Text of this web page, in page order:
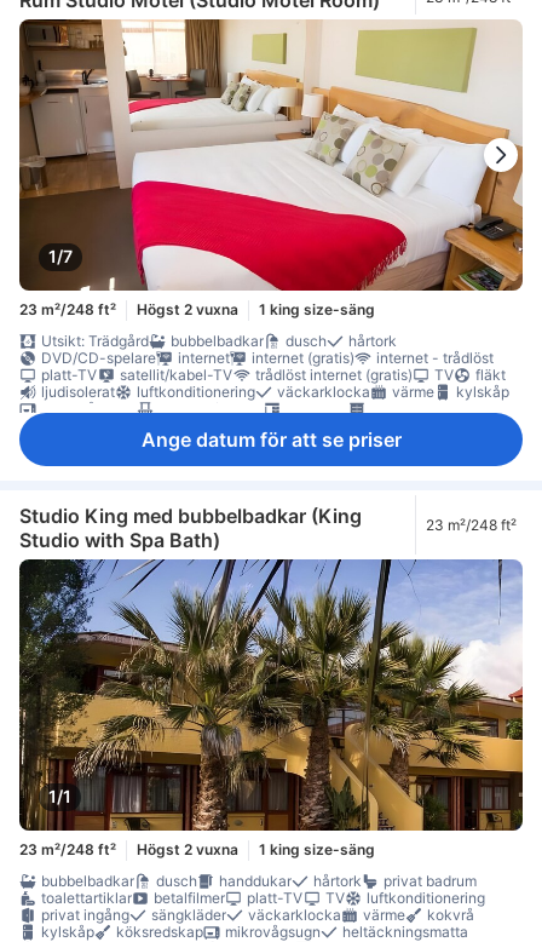
1/7
23 m²/248 ft² Högst 2 vuxna
1 king size-säng
Utsikt: Trädgård
bubbelbadkar dusch
hårtork
DVD/CD-spelare
internet internet (gratis)
internet - trådlöst
platt-TV
satellit/kabel-TV trådlöst internet (gratis) TV
fläkt
ljudisolerat
luftkonditionering väckarklocka värme
kylskåp
mikrovågsugn
Ange datum för att se priser
Studio King med bubbelbadkar (King
Studio with Spa Bath)
23 m²/248 ft²
1/1
23 m²/248 ft² Högst 2 vuxna
1 king size-säng
bubbelbadkar
dusch handdukar hårtork
privat badrum
toalettartiklar
betalfilmer platt-TV TV
luftkonditionering
privat ingång
sängkläder väckarklocka värme
kokvrå
kylskåp
köksredskap mikrovågsugn
heltäckningsmatta